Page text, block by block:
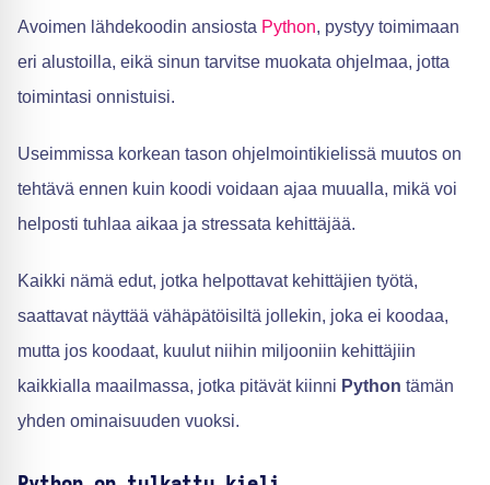
Avoimen lähdekoodin ansiosta Python, pystyy toimimaan
eri alustoilla, eikä sinun tarvitse muokata ohjelmaa, jotta
toimintasi onnistuisi.
Useimmissa korkean tason ohjelmointikielissä muutos on
tehtävä ennen kuin koodi voidaan ajaa muualla, mikä voi
helposti tuhlaa aikaa ja stressata kehittäjää.
Kaikki nämä edut, jotka helpottavat kehittäjien työtä,
saattavat näyttää vähäpätöisiltä jollekin, joka ei koodaa,
mutta jos koodaat, kuulut niihin miljooniin kehittäjiin
kaikkialla maailmassa, jotka pitävät kiinni Python tämän
yhden ominaisuuden vuoksi.